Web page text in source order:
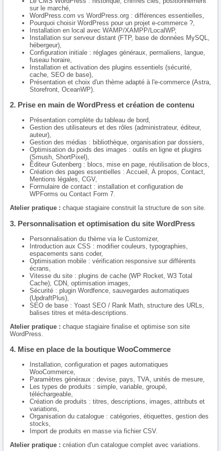
sur le marché,
WordPress.com vs WordPress.org : différences essentielles,
Pourquoi choisir WordPress pour un projet e-commerce ?,
Installation en local avec WAMP/XAMPP/LocalWP,
Installation sur serveur distant (FTP, base de données MySQL,
hébergeur),
Configuration initiale : réglages généraux, permaliens, langue,
fuseau horaire,
Installation et activation des plugins essentiels (sécurité,
cache, SEO de base),
Présentation et choix d'un thème adapté à l'e-commerce (Astra,
Storefront, OceanWP).
2. Prise en main de WordPress et création de contenu
Présentation complète du tableau de bord,
Gestion des utilisateurs et des rôles (administrateur, éditeur,
auteur),
Gestion des médias : bibliothèque, organisation par dossiers,
Optimisation du poids des images : outils en ligne et plugins
(Smush, ShortPixel),
Éditeur Gutenberg : blocs, mise en page, réutilisation de blocs,
Création des pages essentielles : Accueil, À propos, Contact,
Mentions légales, CGV,
Formulaire de contact : installation et configuration de
WPForms ou Contact Form 7.
Atelier pratique : chaque stagiaire construit la structure de son site.
3. Personnalisation et optimisation du site WordPress
Personnalisation du thème via le Customizer,
Introduction aux CSS : modifier couleurs, typographies,
espacements sans coder,
Optimisation mobile : vérification responsive sur différents
écrans,
Vitesse du site : plugins de cache (WP Rocket, W3 Total
Cache), CDN, optimisation images,
Sécurité : plugin Wordfence, sauvegardes automatiques
(UpdraftPlus),
SEO de base : Yoast SEO / Rank Math, structure des URLs,
balises titres et méta-descriptions.
Atelier pratique : chaque stagiaire finalise et optimise son site
WordPress.
4. Mise en place de la boutique WooCommerce
Installation, configuration et pages automatiques
WooCommerce,
Paramètres généraux : devise, pays, TVA, unités de mesure,
Les types de produits : simple, variable, groupé,
téléchargeable,
Création de produits : titres, descriptions, images, attributs et
variations,
Organisation du catalogue : catégories, étiquettes, gestion des
stocks,
Import de produits en masse via fichier CSV.
Atelier pratique : création d'un catalogue complet avec variations.